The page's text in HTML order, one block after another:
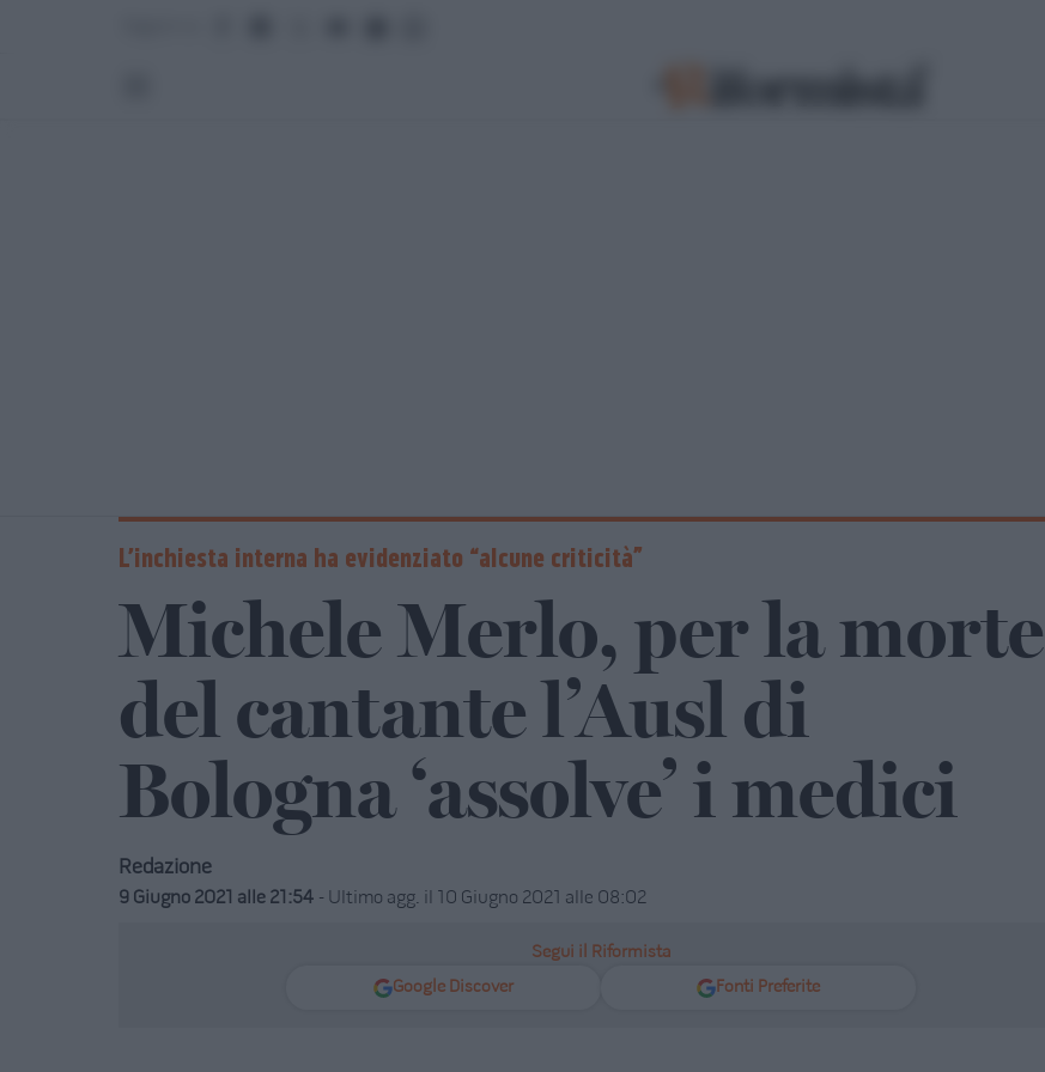
L’inchiesta interna ha evidenziato “alcune criticità”
Michele Merlo, per la morte
del cantante l’Ausl di
Bologna ‘assolve’ i medici
Redazione
9 Giugno 2021 alle 21:54 - Ultimo agg. il 10 Giugno 2021 alle 08:02
Segui il Riformista
Google Discover
Fonti Preferite